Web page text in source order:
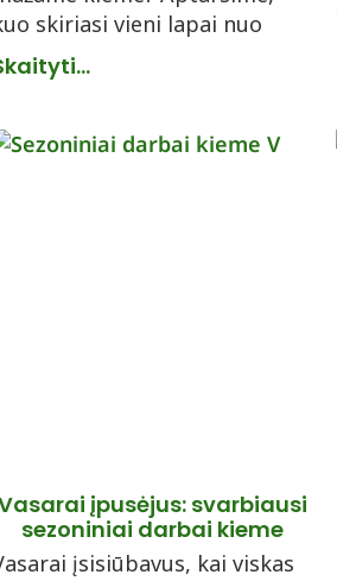
skiriasi vieni lapai nuo
įpusėjus: svarbiausi
sezoniniai darbai kieme
įsisiūbavus, kai viskas